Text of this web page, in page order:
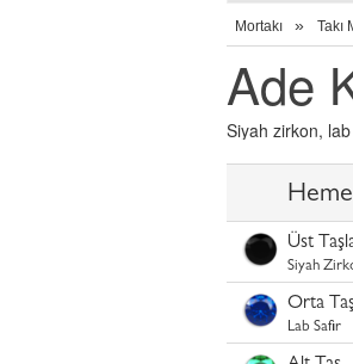
Mortakı » Takı
Ade
Siyah zirkon,
Üst
Siyah
Orta
Lab Safir